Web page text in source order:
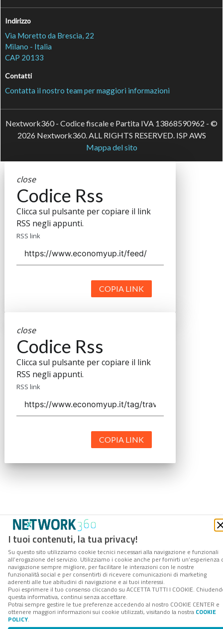
I tuoi contenuti, la tua privacy!
Su questo sito utilizziamo cookie tecnici necessari alla navigazione e funzionali
all’erogazione del servizio. Utilizziamo i cookie anche per fornirti un’esperienza
navigazione sempre migliore, per facilitare le interazioni con le nostre
funzionalità social e per consentirti di ricevere comunicazioni di marketing
aderenti alle tue abitudini di navigazione e ai tuoi interessi.
Puoi esprimere il tuo consenso cliccando su ACCETTA TUTTI I COOKIE.
questa informativa, continui senza accettare.
Potrai sempre gestire le tue preferenze accedendo al nostro COOKIE CENTER e
ottenere maggiori informazioni sui cookie utilizzati, visitando la nostra COOKIE
POLICY.
Indirizzo
Via Moretto da Brescia, 22
Milano - Italia
CAP 20133
Contatti
Contatta il nostro team per maggiori informazioni
Nextwork360 - Codice fiscale e Partita IVA 13868590962 - ©
2026 Nextwork360. ALL RIGHTS RESERVED. ISP AWS
Mappa del sito
close
Codice Rss
Clicca sul pulsante per copiare il link
RSS negli appunti.
RSS link
COPIA LINK
close
Codice Rss
Clicca sul pulsante per copiare il link
RSS negli appunti.
RSS link
COPIA LINK